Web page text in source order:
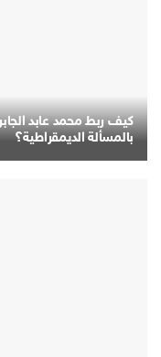
كيف ربط محمد عابد
بالمسألة الديمقراطية؟